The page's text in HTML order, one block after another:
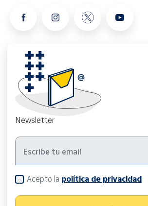
Newsletter
Acepto la política de privacidad